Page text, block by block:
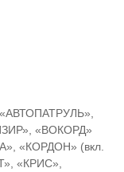
«АВТОПАТРУЛЬ»,
«ВОКОРД»
«КОРДОН» (вкл.
«КРИС»,